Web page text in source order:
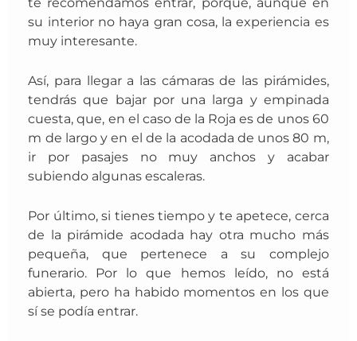
su interior no haya gran cosa, la experiencia es
muy interesante.
Así, para llegar a las cámaras de las pirámides,
tendrás que bajar por una larga y empinada
cuesta, que, en el caso de la Roja es de unos 60
m de largo y en el de la acodada de unos 80 m,
ir por pasajes no muy anchos y acabar
subiendo algunas escaleras.
Por último, si tienes tiempo y te apetece, cerca
de la pirámide acodada hay otra mucho más
pequeña, que pertenece a su complejo
funerario. Por lo que hemos leído, no está
abierta, pero ha habido momentos en los que
sí se podía entrar.